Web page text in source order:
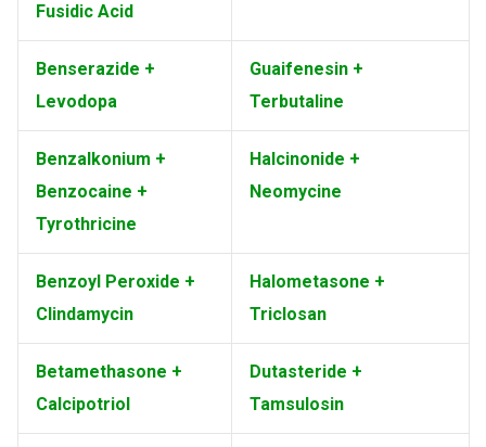
Fusidic Acid
Benserazide +
Levodopa
Guaifenesin +
Terbutaline
Benzalkonium +
Benzocaine +
Tyrothricine
Halcinonide +
Neomycine
Benzoyl Peroxide +
Clindamycin
Halometasone +
Triclosan
Betamethasone +
Calcipotriol
Dutasteride +
Tamsulosin